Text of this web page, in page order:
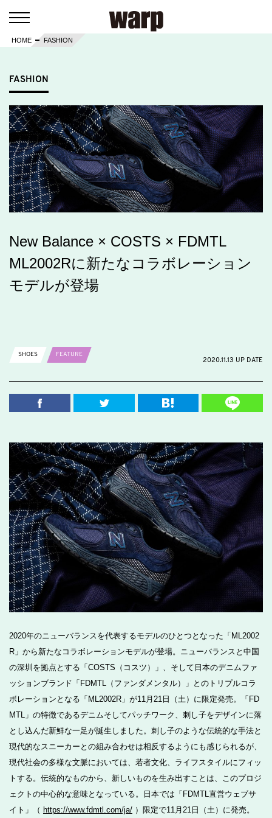
HOME FASHION
FASHION
New Balance × COSTS × FDMTL
ML2002Rに新たなコラボレーション
モデルが登場
SHOES
FEATURE
2020.11.13 UP DATE
2020年のニューバランスを代表するモデルのひとつとなった「ML2002
R」から新たなコラボレーションモデルが登場。ニューバランスと中国
の深圳を拠点とする「COSTS（コスツ）」、そして日本のデニムファ
ッションブランド「FDMTL（ファンダメンタル）」とのトリプルコラ
ボレーションとなる「ML2002R」が11月21日（土）に限定発売。「FD
MTL」の特徴であるデニムそしてパッチワーク、刺し子をデザインに落
とし込んだ新鮮な一足が誕生しました。刺し子のような伝統的な手法と
現代的なスニーカーとの組み合わせは相反するようにも感じられるが、
現代社会の多様な文脈においては、若者文化、ライフスタイルにフィッ
トする。伝統的なものから、新しいものを生み出すことは、このプロジ
ェクトの中心的な意味となっている。日本では「FDMTL直営ウェブサ
イト」（ https://www.fdmtl.com/ja/ ）限定で11月21日（土）に発売。